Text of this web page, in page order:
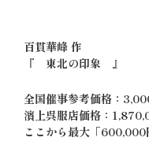
百貫華峰 作
『 東北の印象 』
全国催事参考価格：
濱上呉服店価格：
ここから最大「600,000